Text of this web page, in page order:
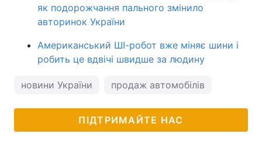
як подорожчання пального змінило
авторинок України
Американський ШІ-робот вже міняє шини і
робить це вдвічі швидше за людину
новини України продаж автомобілів
ПІДТРИМАЙТЕ НАС